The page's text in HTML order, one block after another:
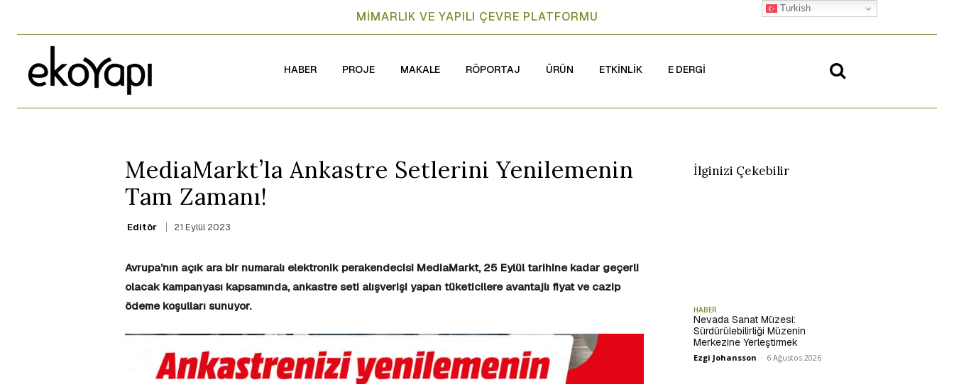
MİMARLIK VE YAPILI ÇEVRE PLATFORMU
HABER PROJE MAKALE RÖPORTAJ ÜRÜN ETKİNLİK E DERGİ
MediaMarkt’la Ankastre Setlerini Yenilemenin
Tam Zamanı!
Editör 21 Eylül 2023
Avrupa’nın açık ara bir numaralı elektronik perakendecisi MediaMarkt, 25 Eylül tarihine kadar geçerli
olacak kampanyası kapsamında, ankastre seti alışverişi yapan tüketicilere avantajlı fiyat ve cazip
ödeme koşulları sunuyor.
İlginizi Çekebilir
HABER
Nevada Sanat Müzesi:
Sürdürülebilirliği Müzenin
Merkezine Yerleştirmek
Ezgi Johansson - 6 Ağustos 2026
Turkish